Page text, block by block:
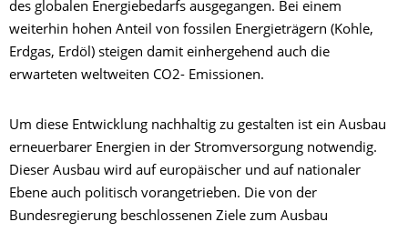
des globalen Energiebedarfs ausgegangen. Bei einem
weiterhin hohen Anteil von fossilen Energieträgern (Kohle,
Erdgas, Erdöl) steigen damit einhergehend auch die
erwarteten weltweiten CO2- Emissionen.
Um diese Entwicklung nachhaltig zu gestalten ist ein Ausbau
erneuerbarer Energien in der Stromversorgung notwendig.
Dieser Ausbau wird auf europäischer und auf nationaler
Ebene auch politisch vorangetrieben. Die von der
Bundesregierung beschlossenen Ziele zum Ausbau